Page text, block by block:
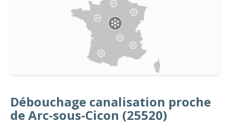
Débouchage canalisation proche
de Arc-sous-Cicon (25520)